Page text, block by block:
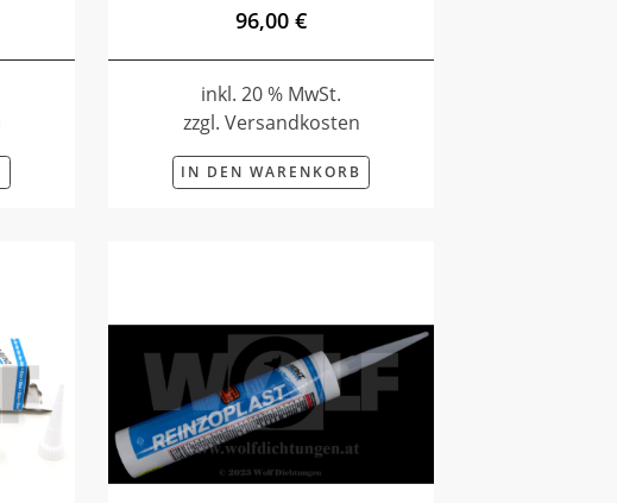
96,00 €
inkl. 20 % MwSt.
zzgl. Versandkosten
IN DEN WARENKORB